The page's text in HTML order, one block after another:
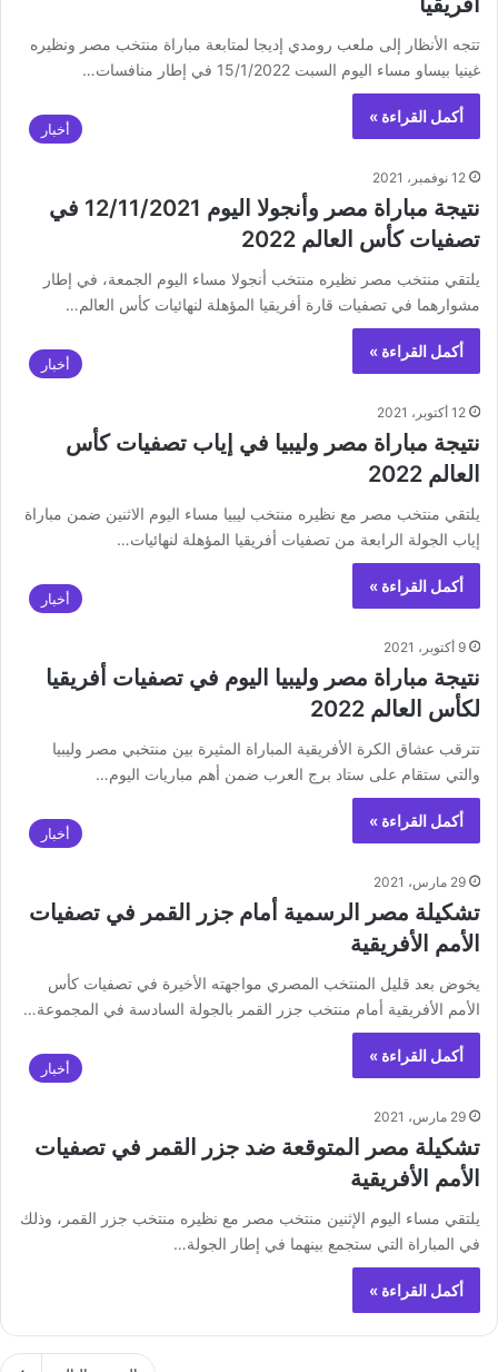
تتجه الأنظار إلى ملعب رومدي إديجا لمتابعة مباراة منتخب مصر ونظيره
غينيا بيساو مساء اليوم السبت 15/1/2022 في إطار منافسات…
أكمل القراءة »
أخبار
12 نوفمبر، 2021
نتيجة مباراة مصر وأنجولا اليوم 12/11/2021 في
تصفيات كأس العالم 2022
يلتقي منتخب مصر نظيره منتخب أنجولا مساء اليوم الجمعة، في إطار
مشوارهما في تصفيات قارة أفريقيا المؤهلة لنهائيات كأس العالم…
أكمل القراءة »
أخبار
12 أكتوبر، 2021
نتيجة مباراة مصر وليبيا في إياب تصفيات كأس
العالم 2022
يلتقي منتخب مصر مع نظيره منتخب ليبيا مساء اليوم الاثنين ضمن مباراة
إياب الجولة الرابعة من تصفيات أفريقيا المؤهلة لنهائيات…
أكمل القراءة »
أخبار
9 أكتوبر، 2021
نتيجة مباراة مصر وليبيا اليوم في تصفيات أفريقيا
لكأس العالم 2022
تترقب عشاق الكرة الأفريقية المباراة المثيرة بين منتخبي مصر وليبيا
والتي ستقام على ستاد برج العرب ضمن أهم مباريات اليوم…
أكمل القراءة »
أخبار
29 مارس، 2021
تشكيلة مصر الرسمية أمام جزر القمر في تصفيات
الأمم الأفريقية
يخوض بعد قليل المنتخب المصري مواجهته الأخيرة في تصفيات كأس
الأمم الأفريقية أمام منتخب جزر القمر بالجولة السادسة في المجموعة…
أكمل القراءة »
أخبار
29 مارس، 2021
تشكيلة مصر المتوقعة ضد جزر القمر في تصفيات
الأمم الأفريقية
يلتقي مساء اليوم الإثنين منتخب مصر مع نظيره منتخب جزر القمر، وذلك
في المباراة التي ستجمع بينهما في إطار الجولة…
أكمل القراءة »